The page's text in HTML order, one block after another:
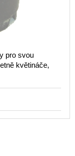
pro svou
květináče,